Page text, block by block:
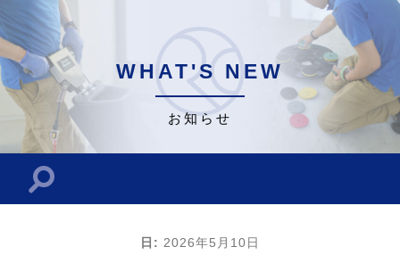
WHAT'S NEW
お知らせ
検
日: 2026年5月10日